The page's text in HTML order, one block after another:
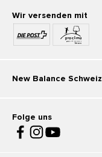
New Balance Schweiz
Folge uns
Wir versenden mit